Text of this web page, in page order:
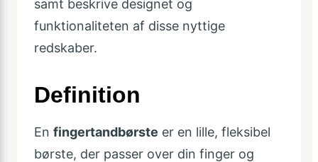
samt beskrive designet og
funktionaliteten af disse nyttige
redskaber.
Definition
En fingertandbørste er en lille, fleksibel
børste, der passer over din finger og